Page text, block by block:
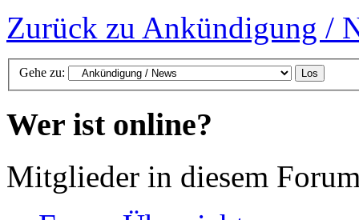
Zurück zu Ankündigung /
Gehe zu:
Wer ist online?
Mitglieder in diesem